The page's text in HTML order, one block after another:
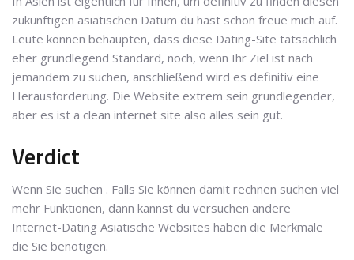
zukünftigen asiatischen Datum du hast schon freue mich auf.
Leute können behaupten, dass diese Dating-Site tatsächlich
eher grundlegend Standard, noch, wenn Ihr Ziel ist nach
jemandem zu suchen, anschließend wird es definitiv eine
Herausforderung. Die Website extrem sein grundlegender,
aber es ist a clean internet site also alles sein gut.
Verdict
Wenn Sie suchen . Falls Sie können damit rechnen suchen viel
mehr Funktionen, dann kannst du versuchen andere
Internet-Dating Asiatische Websites haben die Merkmale
die Sie benötigen.